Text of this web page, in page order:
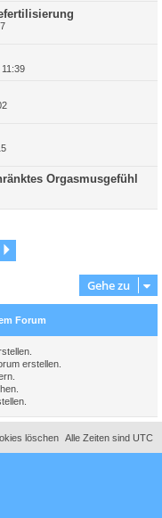
Orgasmusgefühl
Gehe zu
Forum
erstellen.
Alle Zeiten sind UTC
löschen